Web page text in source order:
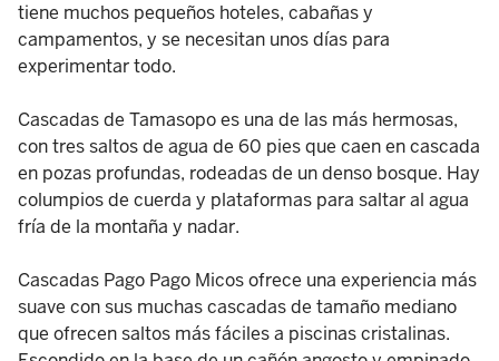
tiene muchos pequeños hoteles, cabañas y
campamentos, y se necesitan unos días para
experimentar todo.
Cascadas de Tamasopo es una de las más hermosas,
con tres saltos de agua de 60 pies que caen en cascada
en pozas profundas, rodeadas de un denso bosque. Hay
columpios de cuerda y plataformas para saltar al agua
fría de la montaña y nadar.
Cascadas Pago Pago Micos ofrece una experiencia más
suave con sus muchas cascadas de tamaño mediano
que ofrecen saltos más fáciles a piscinas cristalinas.